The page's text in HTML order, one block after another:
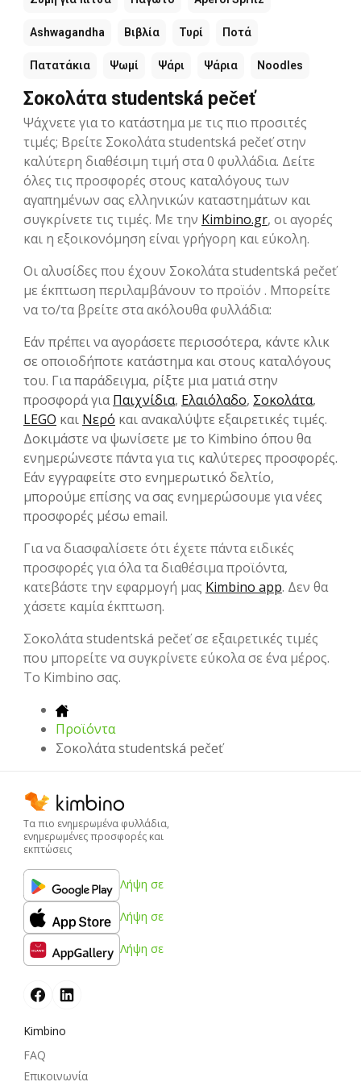
Ashwagandha Βιβλία Τυρί Ποτά
Πατατάκια Ψωμί Ψάρι Ψάρια Noodles
Σοκολάτα studentská pečeť
Ψάχνετε για το κατάστημα με τις πιο προσιτές
τιμές; Βρείτε Σοκολάτα studentská pečeť στην
καλύτερη διαθέσιμη τιμή στα 0 φυλλάδια. Δείτε
όλες τις προσφορές στους καταλόγους των
αγαπημένων σας ελληνικών καταστημάτων και
συγκρίνετε τις τιμές. Με την Kimbino.gr, οι αγορές
και η εξοικονόμηση είναι γρήγορη και εύκολη.
Οι αλυσίδες που έχουν Σοκολάτα studentská pečeť
με έκπτωση περιλαμβάνουν το προϊόν . Μπορείτε
να το/τα βρείτε στα ακόλουθα φυλλάδια:
Εάν πρέπει να αγοράσετε περισσότερα, κάντε κλικ
σε οποιοδήποτε κατάστημα και στους καταλόγους
του. Για παράδειγμα, ρίξτε μια ματιά στην
προσφορά γιαΠαιχνίδια, Ελαιόλαδο, Σοκολάτα,
LEGO και Νερό και ανακαλύψτε εξαιρετικές τιμές.
Δοκιμάστε να ψωνίσετε με το Kimbino όπου θα
ενημερώνεστε πάντα για τις καλύτερες προσφορές.
Εάν εγγραφείτε στο ενημερωτικό δελτίο,
μπορούμε επίσης να σας ενημερώσουμε για νέες
προσφορές μέσω email.
Για να διασφαλίσετε ότι έχετε πάντα ειδικές
προσφορές για όλα τα διαθέσιμα προϊόντα,
κατεβάστε την εφαρμογή μας Kimbino app. Δεν θα
χάσετε καμία έκπτωση.
Σοκολάτα studentská pečeť σε εξαιρετικές τιμές
που μπορείτε να συγκρίνετε εύκολα σε ένα μέρος.
Το Kimbino σας.
Προϊόντα
Σοκολάτα studentská pečeť
Τα πιο ενημερωμένα φυλλάδια,
ενημερωμένες προσφορές και
εκπτώσεις
Λήψη σε
Λήψη σε
Λήψη σε
Kimbino
FAQ
Επικοινωνία